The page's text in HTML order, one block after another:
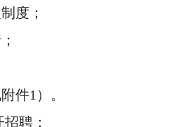
度；
件1）。
聘：